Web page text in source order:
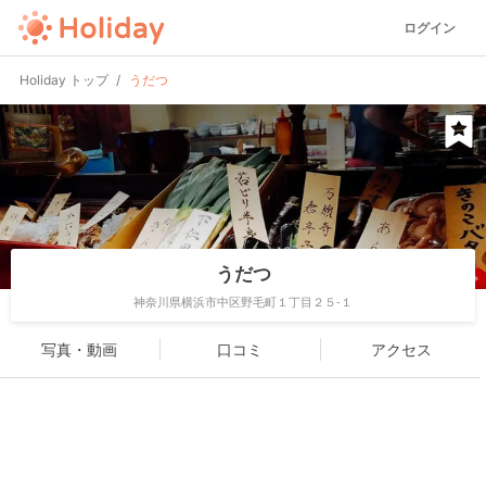
ログイン
Holiday トップ うだつ
うだつ
神奈川県横浜市中区野毛町１丁目２５-１
写真・動画 口コミ アクセス